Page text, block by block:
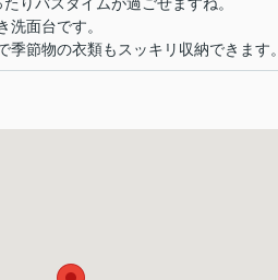
面台です。
季節物の衣類もスッキリ収納できます。